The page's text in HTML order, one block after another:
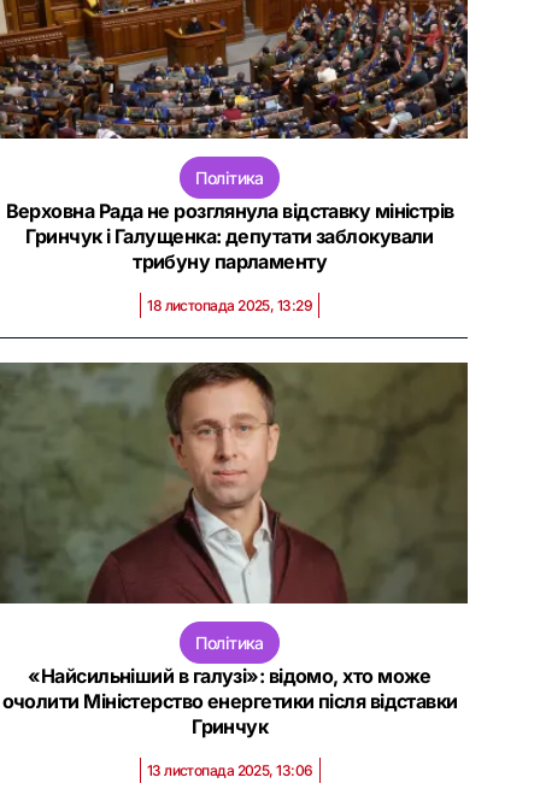
Політика
Верховна Рада не розглянула відставку міністрів
Гринчук і Галущенка: депутати заблокували
трибуну парламенту
18 листопада 2025, 13:29
Політика
«Найсильніший в галузі»: відомо, хто може
очолити Міністерство енергетики після відставки
Гринчук
13 листопада 2025, 13:06